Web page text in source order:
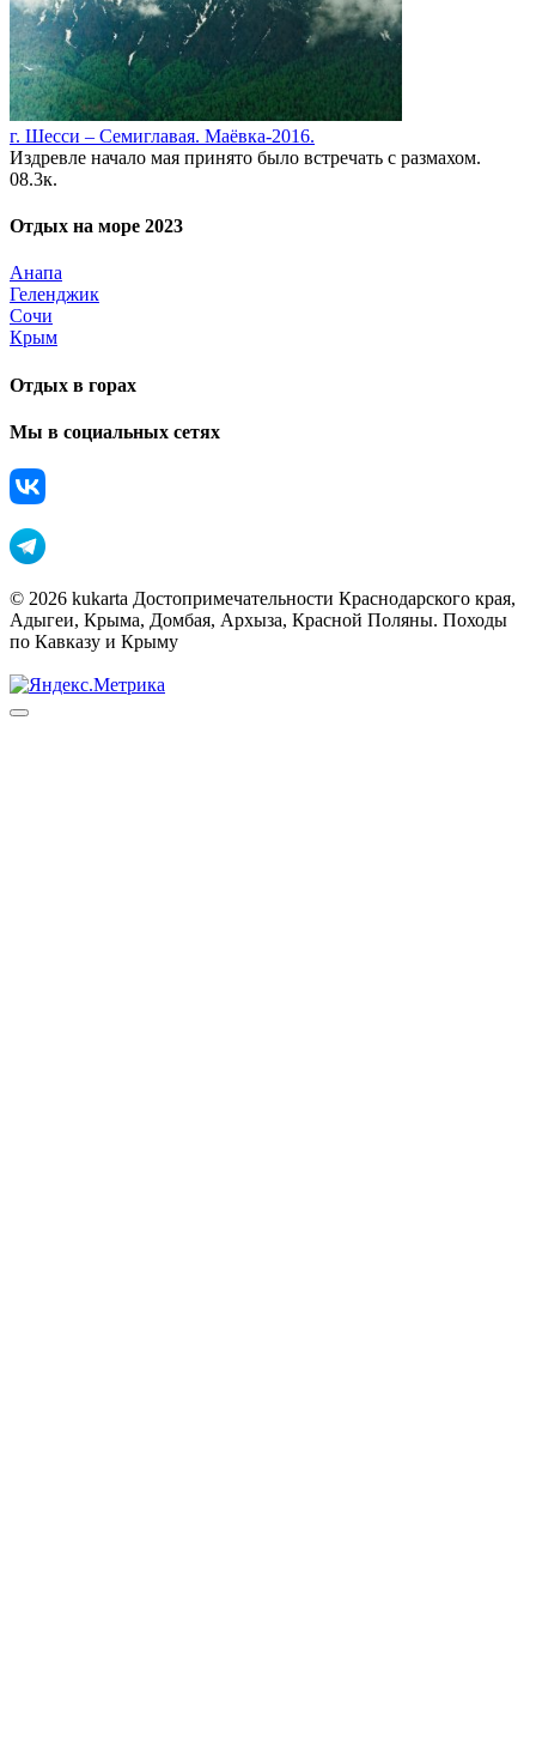
г. Шесси – Семиглавая. Маёвка-2016.
Издревле начало мая принято было встречать с размахом.
08.3к.
Отдых на море 2023
Анапа
Геленджик
Сочи
Крым
Отдых в горах
Мы в социальных сетях
© 2026 kukarta Достопримечательности Краснодарского края,
Адыгеи, Крыма, Домбая, Архыза, Красной Поляны. Походы
по Кавказу и Крыму